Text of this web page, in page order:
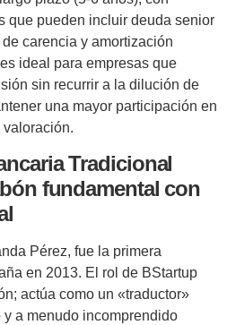
que pueden incluir deuda senior
carencia y amortización
ideal para empresas que
sin recurrir a la dilución de
una mayor participación en
valoración.
Tradicional
fundamental con
Pérez, fue la primera
en 2013. El rol de BStartup
actúa como un «traductor»
a menudo incomprendido